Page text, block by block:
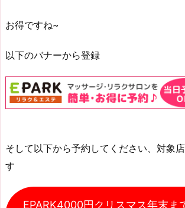
お得ですね~
以下のバナーから登録
そして以下から予約してください、対象
す
EPARK4000円クリスマス年末ま